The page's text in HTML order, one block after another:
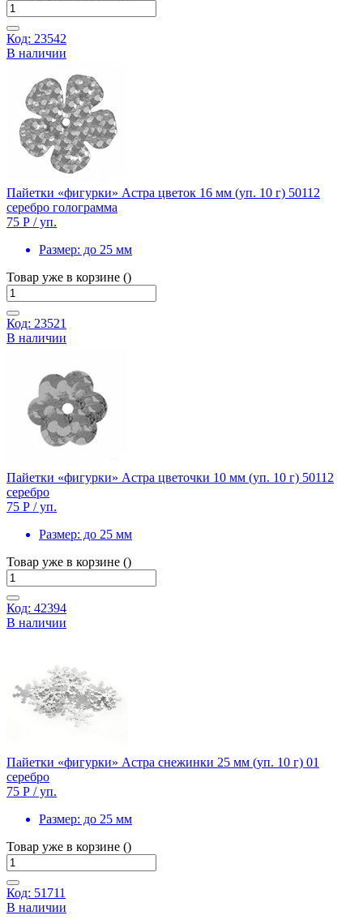
Код: 23542
В наличии
Пайетки «фигурки» Астра цветок 16 мм (уп. 10 г) 50112
серебро голограмма
75 Р / уп.
Размер: до 25 мм
Товар уже в корзине ()
Код: 23521
В наличии
Пайетки «фигурки» Астра цветочки 10 мм (уп. 10 г) 50112
серебро
75 Р / уп.
Размер: до 25 мм
Товар уже в корзине ()
Код: 42394
В наличии
Пайетки «фигурки» Астра снежинки 25 мм (уп. 10 г) 01
серебро
75 Р / уп.
Размер: до 25 мм
Товар уже в корзине ()
Код: 51711
В наличии